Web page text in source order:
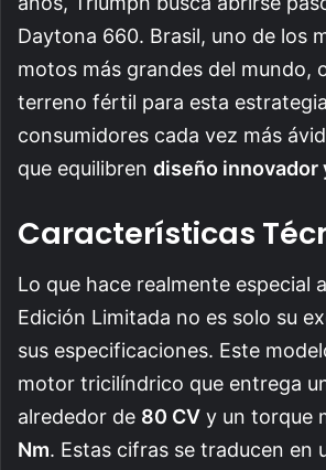
Daytona 660. Brasil, uno de los
motos más grandes del mundo,
terreno fértil para esta
consumidores cada vez más
que equilibren diseño innovador
Características
Lo que hace realmente especial
Edición Limitada no es solo su
sus especificaciones. Este
motor tricilíndrico que entrega
alrededor de 80 CV y un torque
Nm. Estas cifras se traducen en